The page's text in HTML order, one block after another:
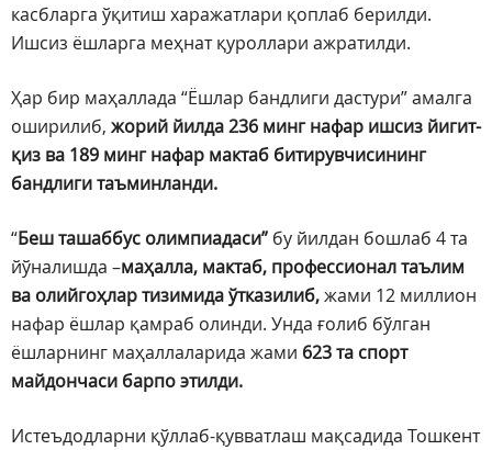
касбларга ўқитиш харажатлари қоплаб берилди.
Ишсиз ёшларга меҳнат қуроллари ажратилди.
Ҳар бир маҳаллада “Ёшлар бандлиги дастури” амалга
оширилиб, жорий йилда 236 минг нафар ишсиз йигит-
қиз ва 189 минг нафар мактаб битирувчисининг
бандлиги таъминланди.
“Беш ташаббус олимпиадаси” бу йилдан бошлаб 4 та
йўналишда –маҳалла, мактаб, профессионал таълим
ва олийгоҳлар тизимида ўтказилиб,жами 12 миллион
нафар ёшлар қамраб олинди. Унда ғолиб бўлган
ёшларнинг маҳаллаларида жами 623 та спорт
майдончаси барпо этилди.
Истеъдодларни қўллаб-қувватлаш мақсадида Тошкент